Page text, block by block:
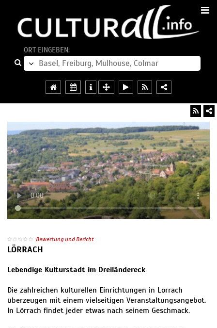
ORT EINGEBEN:
Bewertung und Bericht
LÖRRACH
Lebendige Kulturstadt im Dreiländereck
Die zahlreichen kulturellen Einrichtungen in Lörrach
überzeugen mit einem vielseitigen Veranstaltungsangebot.
In Lörrach findet jeder etwas nach seinem Geschmack.